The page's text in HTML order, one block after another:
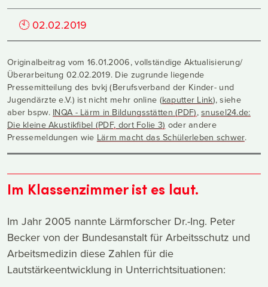
🕙 02.02.2019
Originalbeitrag vom 16.01.2006, vollständige Aktualisierung/
Überarbeitung 02.02.2019. Die zugrunde liegende
Pressemitteilung des bvkj (Berufsverband der Kinder- und
Jugendärzte e.V.) ist nicht mehr online (kaputter Link), siehe
aber bspw. INQA - Lärm in Bildungsstätten (PDF),snusel24.de:
Die kleine Akustikfibel (PDF, dort Folie 3) oder andere
Pressemeldungen wie Lärm macht das Schülerleben schwer.
Im Klassenzimmer ist es laut.
Im Jahr 2005 nannte Lärmforscher Dr.-Ing. Peter
Becker von der Bundesanstalt für Arbeitsschutz und
Arbeitsmedizin diese Zahlen für die
Lautstärkeentwicklung in Unterrichtsituationen: